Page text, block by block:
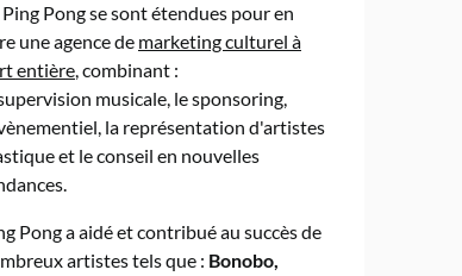
Pong se sont étendues pour en
une agence de marketing culturel à
entière, combinant :
musicale, le sponsoring,
la représentation d'artistes
et le conseil en nouvelles
Pong a aidé et contribué au succès de
artistes tels que : Bonobo,